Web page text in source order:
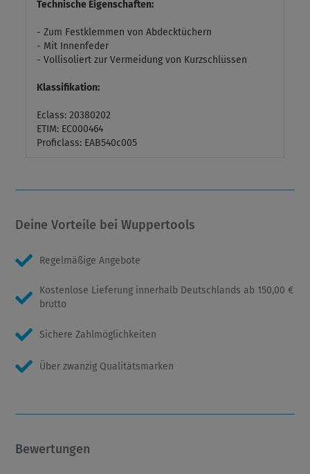
Technische Eigenschaften:
- Zum Festklemmen von Abdecktüchern
- Mit Innenfeder
- Vollisoliert zur Vermeidung von Kurzschlüssen
Klassifikation:
Eclass: 20380202
ETIM: EC000464
Proficlass: EAB540c005
Deine Vorteile bei Wuppertools
Regelmäßige Angebote
Kostenlose Lieferung innerhalb Deutschlands ab 150,00 €
brutto
Sichere Zahlmöglichkeiten
Über zwanzig Qualitätsmarken
Bewertungen